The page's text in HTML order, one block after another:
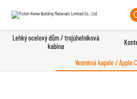
Lehký ocelový dům / trojúhelníková
kabina
Vesmírná kapsle / Apple